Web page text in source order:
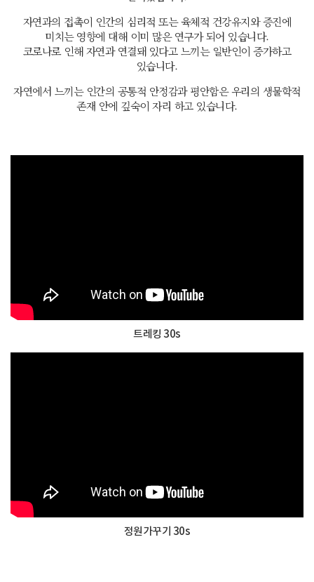
자연과의 접촉이 인간의 심리적 또는 육체적 건강유지와 증진에
미치는 영향에 대해 이미 많은 연구가 되어 있습니다.
코로나로 인해 자연과 연결돼 있다고 느끼는 일반인이 증가하고
있습니다.
자연에서 느끼는 인간의 공통적 안정감과 평안함은 우리의 생물학적
존재 안에 깊숙이 자리 하고 있습니다.
트레킹 30s
정원가꾸기 30s